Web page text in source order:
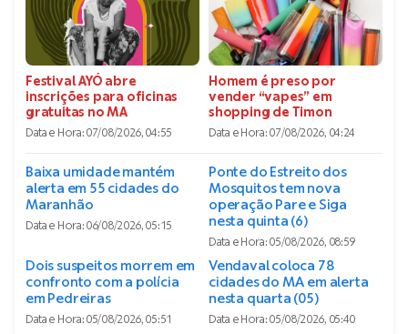
Festival AYÓ abre
inscrições para oficinas
gratuitas no MA
Data e Hora:07/08/2026, 04:55
Homem é preso por
vender “vapes” em
shopping de Timon
Data e Hora:07/08/2026, 04:24
Baixa umidade mantém
alerta em 55 cidades do
Maranhão
Data e Hora:06/08/2026, 05:15
Ponte do Estreito dos
Mosquitos tem nova
operação Pare e Siga
nesta quinta (6)
Data e Hora:05/08/2026, 08:59
Dois suspeitos morrem em
confronto com a polícia
em Pedreiras
Data e Hora:05/08/2026, 05:51
Vendaval coloca 78
cidades do MA em alerta
nesta quarta (05)
Data e Hora:05/08/2026, 05:40